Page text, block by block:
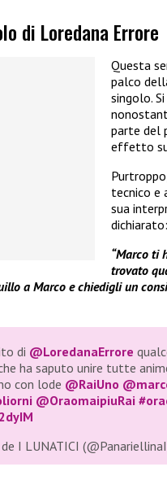
di Loredana Errore
Questa
palco
singolo.
parte del
effetto
tecnico e
sua
dichiarato:
“Marco ti
trovato
a Marco e chiedigli un
di @LoredanaErrore
ha saputo unire tutte
con lode @RaiUno
@OraomaipiuRai
I LUNATICI